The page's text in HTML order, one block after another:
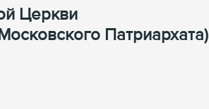
Церкви
Патриархата)